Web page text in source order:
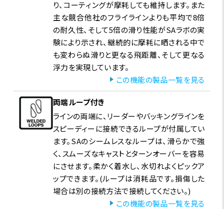
り、コーティングが摩耗しても維持します。また
主な競合他社のフライラインよりも平均で8倍
の耐久性、そして5倍の滑り性能がSAラボの実
験により示され、継続的に摩耗に晒される中で
も変わらぬ滑りと更なる飛距離、そして更なる
浮力を実現しています。
この機能の製品一覧を見る
両端ループ付き
ラインの両端に、リーダーやバッキングラインを
スピーディーに接続できるループが付属してい
ます。SAのシームレスなループは、滑らかで強
く、スムーズなキャストとターンオーバーを容易
にさせます。柔かく着水し、水切れよくピックア
ップできます。(ループは消耗品です。損傷した
場合は別の接続方法で接続してください。)
この機能の製品一覧を見る